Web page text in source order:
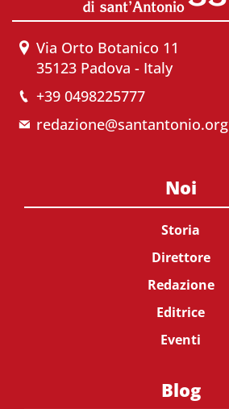
Via Orto Botanico 11
35123 Padova - Italy
+39 0498225777
redazione@santantonio.org
Noi
Storia
Direttore
Redazione
Editrice
Eventi
Blog